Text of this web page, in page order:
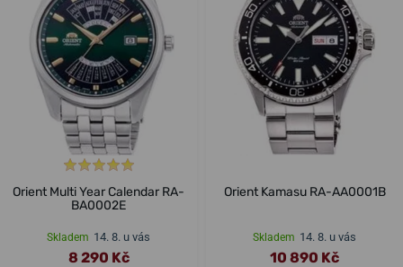
Orient Multi Year Calendar RA-
BA0002E
Skladem 14. 8. u vás
8 290 Kč
Orient Kamasu RA-AA0001B
Skladem 14. 8. u vás
10 890 Kč